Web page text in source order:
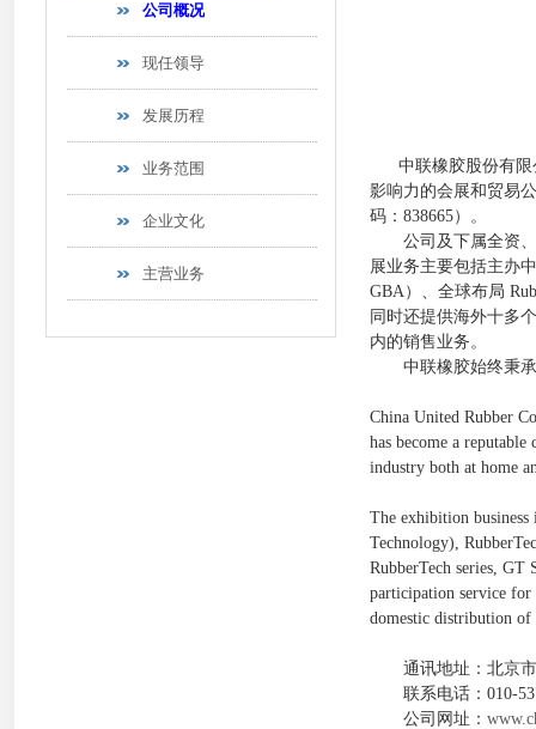
公司概况
现任领导
发展历程
业务范围
企业文化
主营业务
中联橡胶股份有
影响力的会展和贸易
码：838665）。
公司及下属全资、
展业务主要包括主办
GBA）、全球布局
同时还提供海外十多
内的销售业务。
中联橡胶始终秉承“
China United Rubber
has become a
industry both at home
The exhibition
Technology),
RubberTech series, GT
participation service for
domestic distribution of
通讯地址：北京市
联系电话：010-
公司网址：